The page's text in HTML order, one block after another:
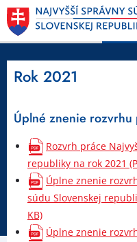
Rok 2021
Úplné znenie rozvrhu
Rozvrh práce
republiky na rok 2021
Úplne znenie
súdu Slovenskej
KB)
Úplne znenie